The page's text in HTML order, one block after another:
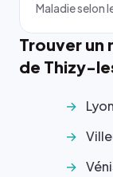
Maladie selon
Trouver un
de Thizy-